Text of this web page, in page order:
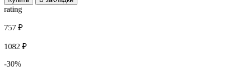
rating
757 ₽
1082 ₽
-30%